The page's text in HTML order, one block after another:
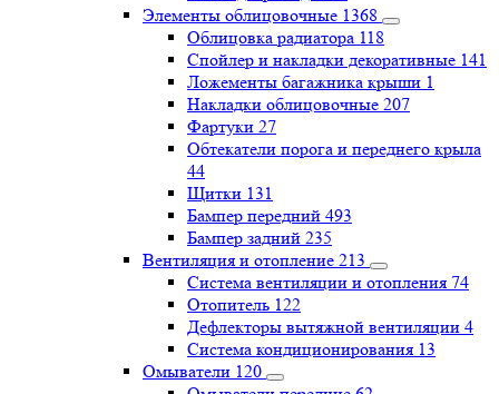
Элементы облицовочные 1368
Облицовка радиатора 118
Спойлер и накладки декоративные 141
Ложементы багажника крыши 1
Накладки облицовочные 207
Фартуки 27
Обтекатели порога и переднего крыла
44
Щитки 131
Бампер передний 493
Бампер задний 235
Вентиляция и отопление 213
Система вентиляции и отопления 74
Отопитель 122
Дефлекторы вытяжной вентиляции 4
Система кондиционирования 13
Омыватели 120